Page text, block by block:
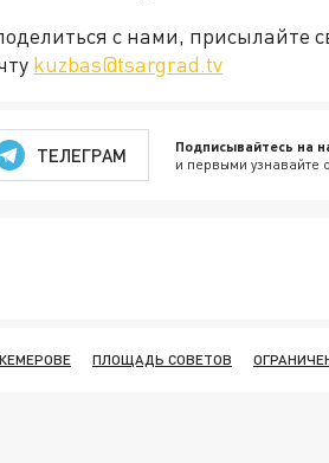
с нами, присылайте
kuzbas@tsargrad.tv
ТЕЛЕГРАМ Подписывайтесь на
и первыми узнавайте
ПЛОЩАДЬ СОВЕТОВ